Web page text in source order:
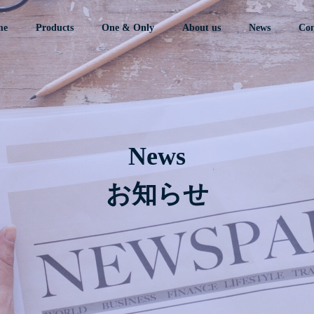
Products One & Only About us News
News
お知らせ